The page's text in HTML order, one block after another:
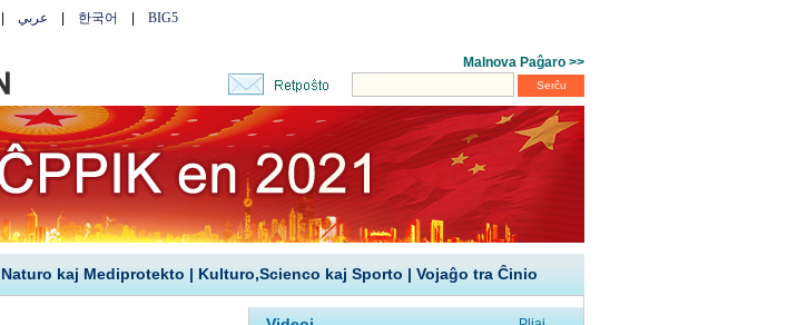
Naturo kaj Mediprotekto | Kulturo,Scienco kaj Sporto | Vojaĝo tra Ĉinio